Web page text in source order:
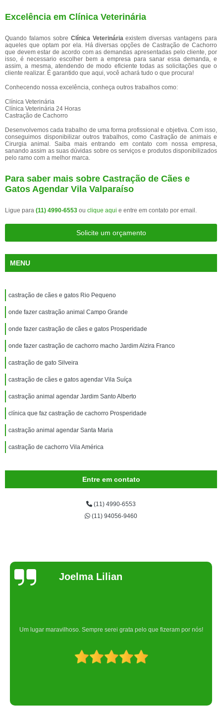
Excelência em Clínica Veterinária
Quando falamos sobre Clínica Veterináriaexistem diversas vantagens para
aqueles que optam por ela. Há diversas opções de Castração de Cachorro
que devem estar de acordo com as demandas apresentadas pelo cliente, por
isso, é necessario escolher bem a empresa para sanar essa demanda, e
assim, a mesma, atendendo de modo eficiente todas as solicitações que o
cliente realizar. É garantido que aqui, você achará tudo o que procura!
Conhecendo nossa excelência, conheça outros trabalhos como:
Clínica Veterinária
Clínica Veterinária 24 Horas
Castração de Cachorro
Desenvolvemos cada trabalho de uma forma profissional e objetiva. Com isso,
conseguimos disponibilizar outros trabalhos, como Castração de animais e
Cirurgia animal. Saiba mais entrando em contato com nossa empresa,
sanando assim as suas dúvidas sobre os serviços e produtos disponibilizados
pelo ramo com a melhor marca.
Para saber mais sobre Castração de Cães e
Gatos Agendar Vila Valparaíso
Ligue para (11) 4990-6553 ou clique aqui e entre em contato por email.
Solicite um orçamento
MENU
castração de cães e gatos Rio Pequeno
onde fazer castração animal Campo Grande
onde fazer castração de cães e gatos Prosperidade
onde fazer castração de cachorro macho Jardim Alzira Franco
castração de gato Silveira
castração de cães e gatos agendar Vila Suíça
castração animal agendar Jardim Santo Alberto
clínica que faz castração de cachorro Prosperidade
castração animal agendar Santa Maria
castração de cachorro Vila América
Entre em contato
(11) 4990-6553
(11) 94056-9460
Joelma Lilian
Um lugar maravilhoso. Sempre serei grata pelo que fizeram por nós!